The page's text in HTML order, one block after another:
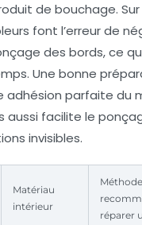
de bouchage.
font l’erreur de
des bords, ce
Une bonne
adhésion parfaite du
aussi facilite le
invisibles.
Matériau
intérieur
Méthode
réparer